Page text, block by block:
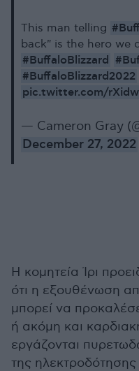
This man telling
back" is the hero we
#BuffaloBlizzard
#BuffaloBlizzard2022
pic.twitter.com/
— Cameron Gray
December 27, 2022
Η κομητεία Ίρι
ότι η εξουθένωση
μπορεί να
ή ακόμη και
εργάζονται
της